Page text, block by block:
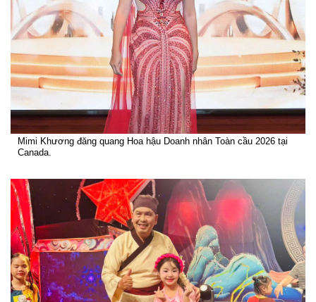
Mimi Khương đăng quang Hoa hậu Doanh nhân Toàn cầu 2026 tại
Canada.